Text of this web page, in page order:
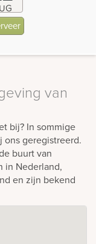
van
bij? In sommige
ons geregistreerd.
buurt van
in Nederland,
en zijn bekend